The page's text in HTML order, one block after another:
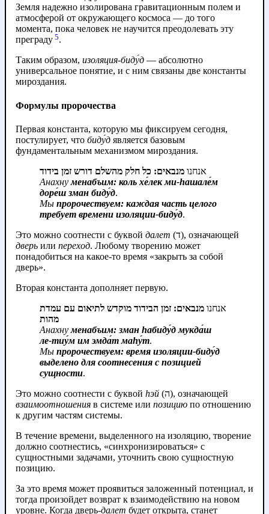
Земля надежно изолирована гравитационным полем и
атмосферой от окружающего космоса — до того
момента, пока человек не научится преодолевать эту
преграду 5.
Таким образом, изоляция-биду́д — абсолютно
универсальное понятие, и с ним связаны две константы
мироздания.
Формулы пророчества
Первая константа, которую мы фиксируем сегодня,
постулирует, что биду́д является базовым
фундаментальным механизмом мироздания.
אנחנו מנבאים: כל חלק מהשלם דורש זמן בידוד
Анахнуменабъим: коль хе́лек ми‑hашале́м
доре́ш зман биду́д.
Мы пророчествуем: каждая часть целого
требует времени изоляции-биду́д.
Это можно соотнести с буквой далет
(ד), означающей
дверь или переход. Любому творению может
понадобиться на какое-то время «закрыть за собой
дверь».
Вторая константа дополняет первую.
אנחנו מנבאים: זמן הבידוד מוקדש לתיאום עם עמדת
מהות
Анахнуменабъим: зман hабиду́д мукда́ш
ле‑тиу́м им эмда́т маhу́т.
Мы пророчествуем: время изоляции-биду́д
выделено для соотнесения с позицией
сущности.
Это можно соотнести с буквой hэй
(ה), означающей
взаимоотношения в системе или позицию по отношению
к другим частям системы.
В течение времени, выделенного на изоляцию, творение
должно соотнестись, «синхронизироваться» с
сущностными задачами, уточнить свою сущностную
позицию.
За это время может проявиться заложенный потенциал, и
тогда произойдет возврат к взаимодействию на новом
уровне. Когда дверь-далет будет открыта, станет